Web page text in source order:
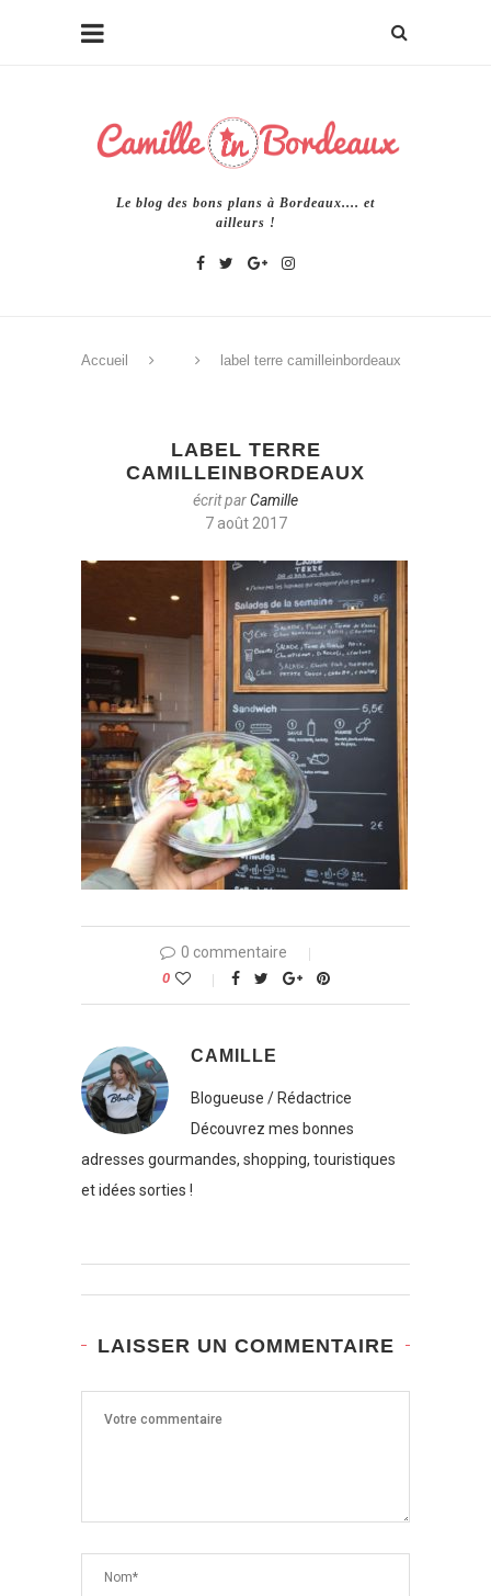
Le blog des bons plans à Bordeaux.... et
ailleurs !
Accueil label terre camilleinbordeaux
LABEL TERRE
CAMILLEINBORDEAUX
écrit parCamille
7 août 2017
0 commentaire
0
CAMILLE
Blogueuse / Rédactrice
Découvrez mes bonnes
adresses gourmandes, shopping, touristiques
et idées sorties !
LAISSER UN COMMENTAIRE